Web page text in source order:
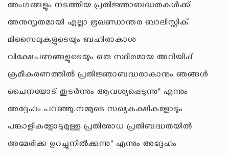
അംഗങ്ങളും നടത്തിയ പ്രതിജ്ഞാബദ്ധതകൾക്ക്
അനുസൃതമായി എല്ലാ ഭൂഖണ്ഡാന്തര ബാലിസ്റ്റിക്
മിസൈലുകളുടെയും ബഹിരാകാശ
വിക്ഷേപണങ്ങളുടെയും ഒരു സ്ഥിരമായ അറിയിപ്പ്
ക്രമീകരണത്തിൽ പ്രതിജ്ഞാബദ്ധരാകാനും ഞങ്ങൾ
ചൈനയോട് തുടർന്നും ആവശ്യപ്പെടുന്നു" എന്നും
അദ്ദേഹം പറഞ്ഞു.നമ്മുടെ സഖ്യകക്ഷികളോടും
പങ്കാളികളോടുമുള്ള പ്രതിരോധ പ്രതിബദ്ധതയിൽ
അമേരിക്ക ഉറച്ചുനിൽക്കുന്നു" എന്നും അദ്ദേഹം